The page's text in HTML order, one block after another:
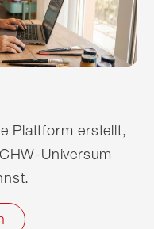
Plattform erstellt,
Universum